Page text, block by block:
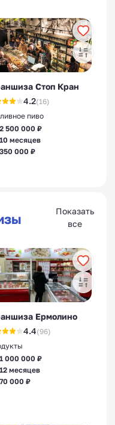
Стоп Кран
4.2(16)
пиво
2 500 000 ₽
10 месяцев
350 000 ₽
Показать
все
Ермолино
4.4(96)
1 000 000 ₽
12 месяцев
70 000 ₽